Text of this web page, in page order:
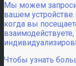
Мы можем
вашем
когда вы
Чтобы узнать